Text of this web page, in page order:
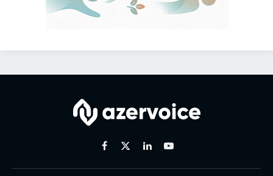
Facebook
X
LinkedinYoutube